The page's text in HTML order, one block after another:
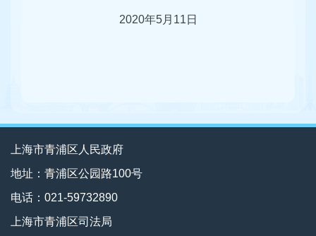
2020年5月11日
上海市青浦区人民政府
地址：青浦区公园路100号
电话：021-59732890
上海市青浦区司法局